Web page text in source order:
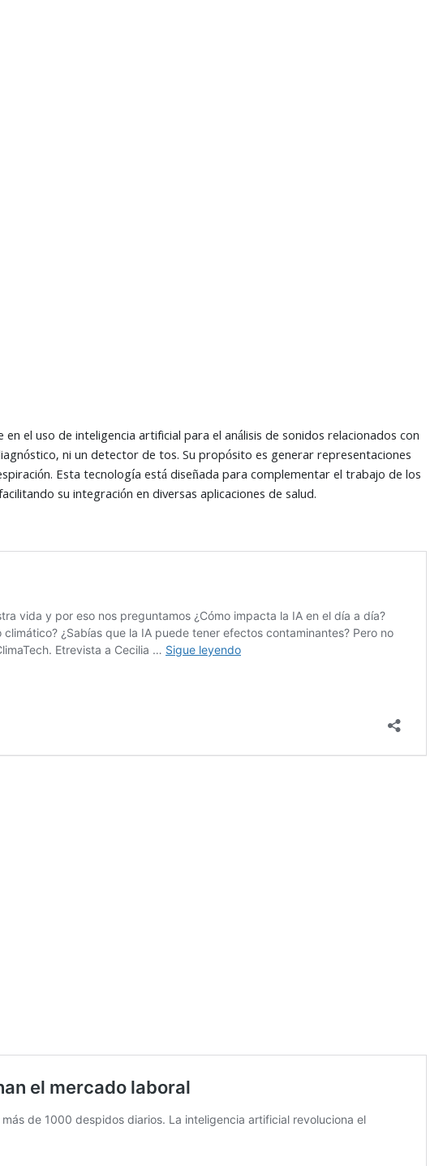
el uso de inteligencia artificial para el análisis de sonidos relacionados con
ni un detector de tos. Su propósito es generar representaciones
Esta tecnología está diseñada para complementar el trabajo de los
su integración en diversas aplicaciones de salud.